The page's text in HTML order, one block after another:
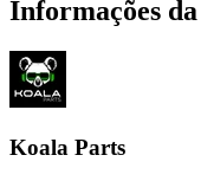
Informações
Koala Parts